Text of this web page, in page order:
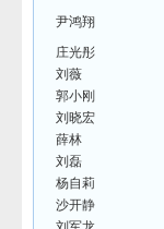
尹鸿翔
庄光彤
刘薇
郭小刚
刘晓宏
薛林
刘磊
杨自莉
沙开静